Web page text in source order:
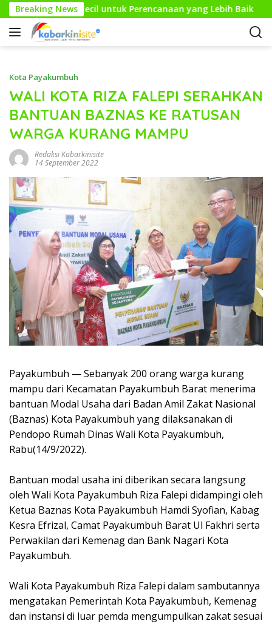
a
Breaking News
Langkah Kecil untuk Perencanaan yang Lebih Baik
Kota Payakumbuh
WALI KOTA RIZA FALEPI SERAHKAN
BANTUAN BAZNAS KE RATUSAN
WARGA KURANG MAMPU
Redaksi Kabarkinisite
14 September 2022
Payakumbuh — Sebanyak 200 orang warga kurang
mampu dari Kecamatan Payakumbuh Barat menerima
bantuan Modal Usaha dari Badan Amil Zakat Nasional
(Baznas) Kota Payakumbuh yang dilaksanakan di
Pendopo Rumah Dinas Wali Kota Payakumbuh,
Rabu(14/9/2022).
Bantuan modal usaha ini diberikan secara langsung
oleh Wali Kota Payakumbuh Riza Falepi didampingi oleh
Ketua Baznas Kota Payakumbuh Hamdi Syofian, Kabag
Kesra Efrizal, Camat Payakumbuh Barat Ul Fakhri serta
Perwakilan dari Kemenag dan Bank Nagari Kota
Payakumbuh.
Wali Kota Payakumbuh Riza Falepi dalam sambutannya
mengatakan Pemerintah Kota Payakumbuh, Kemenag
dan instansi di luar pemda mengumpulkan zakat sesuai